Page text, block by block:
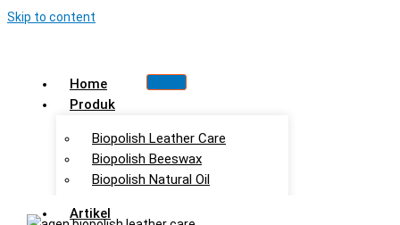
Skip to content
Home
Produk
Biopolish Leather Care
Biopolish Beeswax
Biopolish Natural Oil
Artikel